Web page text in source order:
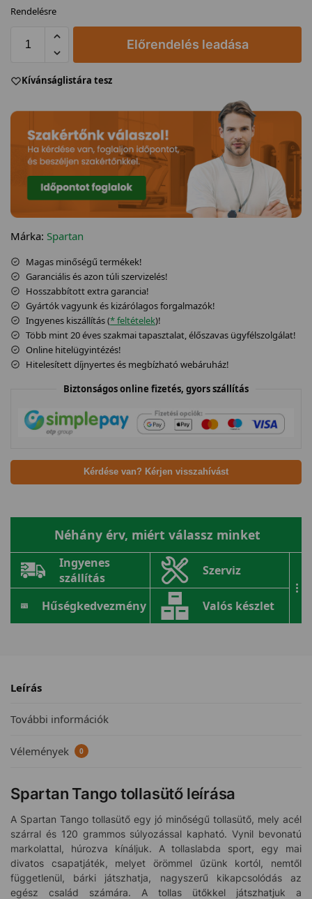
Rendelésre
Előrendelés leadása
Kívánságlistára tesz
Márka: Spartan
Magas minőségű termékek!
Garanciális és azon túli szervizelés!
Hosszabbított extra garancia!
Gyártók vagyunk és kizárólagos forgalmazók!
Ingyenes kiszállítás (* feltételek)!
Több mint 20 éves szakmai tapasztalat, élőszavas ügyfélszolgálat!
Online hitelügyintézés!
Hitelesített díjnyertes és megbízható webáruház!
Biztonságos online fizetés, gyors szállítás
Kérdése van? Kérjen visszahívást
Néhány érv, miért válassz minket
Ingyenes
szállítás
Szerviz
Hűségkedvezmény Valós készlet
...
Leírás
További információk
Vélemények 0
Spartan Tango tollasütő leírása
A Spartan Tango tollasütő egy jó minőségű tollasütő, mely acél
szárral és 120 grammos súlyozással kapható. Vynil bevonatú
markolattal, húrozva kínáljuk. A tollaslabda sport, egy mai
divatos csapatjáték, melyet örömmel űzünk kortól, nemtől
függetlenül, bárki játszhatja, nagyszerű kikapcsolódás az
egész család számára. A tollas ütőkkel játszhatjuk a